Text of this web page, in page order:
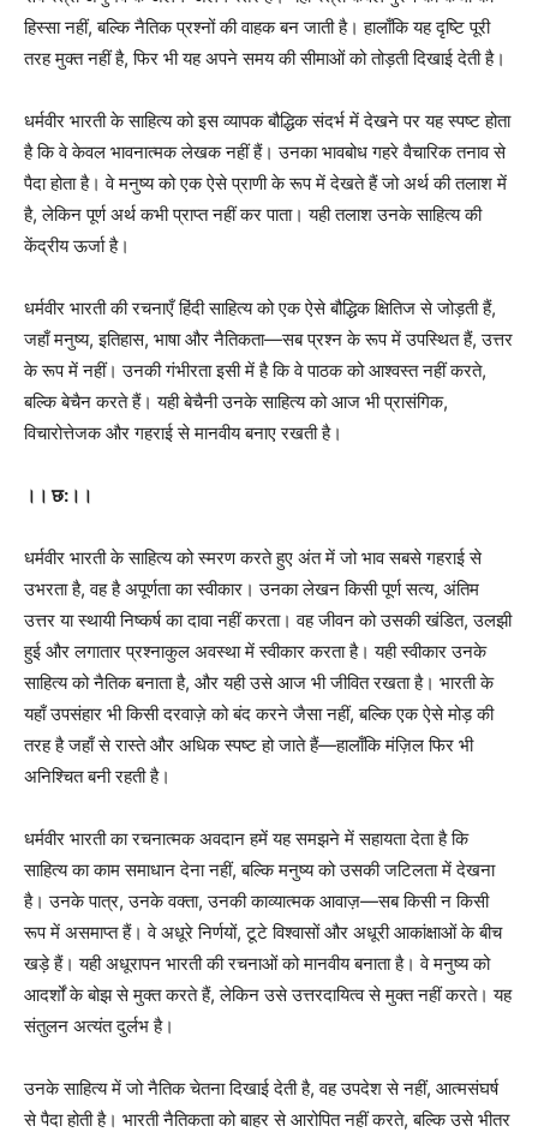
हिस्सा नहीं, बल्कि नैतिक प्रश्नों की वाहक बन जाती है। हालाँकि यह दृष्टि पूरी
तरह मुक्त नहीं है, फिर भी यह अपने समय की सीमाओं को तोड़ती दिखाई देती है।
धर्मवीर भारती के साहित्य को इस व्यापक बौद्धिक संदर्भ में देखने पर यह स्पष्ट होता
है कि वे केवल भावनात्मक लेखक नहीं हैं। उनका भावबोध गहरे वैचारिक तनाव से
पैदा होता है। वे मनुष्य को एक ऐसे प्राणी के रूप में देखते हैं जो अर्थ की तलाश में
है, लेकिन पूर्ण अर्थ कभी प्राप्त नहीं कर पाता। यही तलाश उनके साहित्य की
केंद्रीय ऊर्जा है।
धर्मवीर भारती की रचनाएँ हिंदी साहित्य को एक ऐसे बौद्धिक क्षितिज से जोड़ती हैं,
जहाँ मनुष्य, इतिहास, भाषा और नैतिकता—सब प्रश्न के रूप में उपस्थित हैं, उत्तर
के रूप में नहीं। उनकी गंभीरता इसी में है कि वे पाठक को आश्वस्त नहीं करते,
बल्कि बेचैन करते हैं। यही बेचैनी उनके साहित्य को आज भी प्रासंगिक,
विचारोत्तेजक और गहराई से मानवीय बनाए रखती है।
।। छ:।।
धर्मवीर भारती के साहित्य को स्मरण करते हुए अंत में जो भाव सबसे गहराई से
उभरता है, वह है अपूर्णता का स्वीकार। उनका लेखन किसी पूर्ण सत्य, अंतिम
उत्तर या स्थायी निष्कर्ष का दावा नहीं करता। वह जीवन को उसकी खंडित, उलझी
हुई और लगातार प्रश्नाकुल अवस्था में स्वीकार करता है। यही स्वीकार उनके
साहित्य को नैतिक बनाता है, और यही उसे आज भी जीवित रखता है। भारती के
यहाँ उपसंहार भी किसी दरवाज़े को बंद करने जैसा नहीं, बल्कि एक ऐसे मोड़ की
तरह है जहाँ से रास्ते और अधिक स्पष्ट हो जाते हैं—हालाँकि मंज़िल फिर भी
अनिश्चित बनी रहती है।
धर्मवीर भारती का रचनात्मक अवदान हमें यह समझने में सहायता देता है कि
साहित्य का काम समाधान देना नहीं, बल्कि मनुष्य को उसकी जटिलता में देखना
है। उनके पात्र, उनके वक्ता, उनकी काव्यात्मक आवाज़—सब किसी न किसी
रूप में असमाप्त हैं। वे अधूरे निर्णयों, टूटे विश्वासों और अधूरी आकांक्षाओं के बीच
खड़े हैं। यही अधूरापन भारती की रचनाओं को मानवीय बनाता है। वे मनुष्य को
आदर्शों के बोझ से मुक्त करते हैं, लेकिन उसे उत्तरदायित्व से मुक्त नहीं करते। यह
संतुलन अत्यंत दुर्लभ है।
उनके साहित्य में जो नैतिक चेतना दिखाई देती है, वह उपदेश से नहीं, आत्मसंघर्ष
से पैदा होती है। भारती नैतिकता को बाहर से आरोपित नहीं करते, बल्कि उसे भीतर